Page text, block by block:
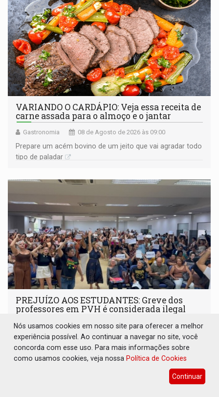
VARIANDO O CARDÁPIO: Veja essa receita de
carne assada para o almoço e o jantar
Gastronomia 08 de Agosto de 2026 às 09:00
Prepare um acém bovino de um jeito que vai agradar todo
tipo de paladar
PREJUÍZO AOS ESTUDANTES: Greve dos
professores em PVH é considerada ilegal
Geral 08 de Agosto de 2026 às 08:52
Desembargador aponta que negociações não foram
esgotadas
Nós usamos cookies em nosso site para oferecer a melhor
experiência possível. Ao continuar a navegar no site, você
concorda com esse uso. Para mais informações sobre
como usamos cookies, veja nossa Política de Cookies
Continuar